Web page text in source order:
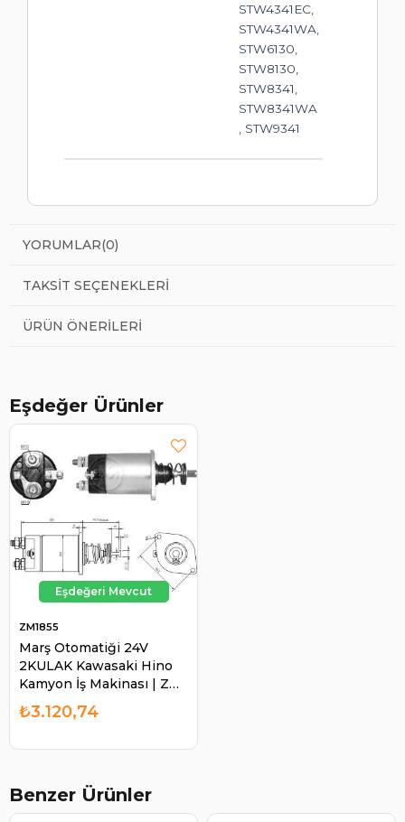
STW4341EC,
STW4341WA,
STW6130,
STW8130,
STW8341,
STW8341WA
, STW9341
YORUMLAR(0)
TAKSIT SEÇENEKLERI
ÜRÜN ÖNERILERI
Eşdeğer Ürünler
Marş Otomatiği 24V
2KULAK Kawasaki Hino
Kamyon İş Makinası | ZM
ZM1855
₺3.120,74
Benzer Ürünler